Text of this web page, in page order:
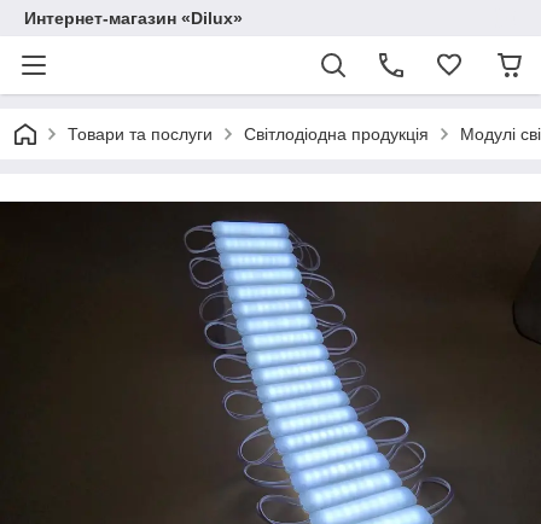
Интернет-магазин «Dilux»
Товари та послуги Світлодіодна продукція Модулі